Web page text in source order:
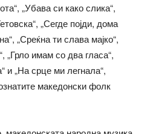
„Убава си како слика“,
„Сегде појди, дома
„Среќна ти слава мајко“,
„Грло имам со два гласа“,
и „На срце ми легнала“,
македонски фолк